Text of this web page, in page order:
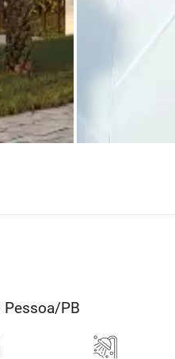
Pessoa/PB